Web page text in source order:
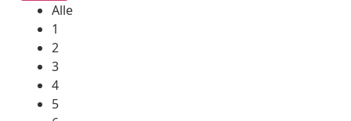
Alle
1
2
3
4
5